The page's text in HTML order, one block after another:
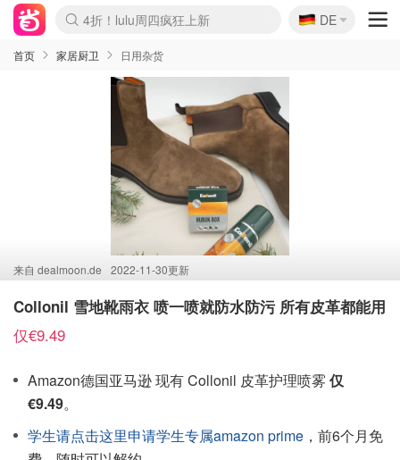
Boticinal 夏促开抢！
4折！lulu周四疯狂上新
还没结束！&OtherStories大促
Joybuy变相75折 随时失效
速领！Stanley独家85折
疑似霸哥！Camper额外叠85折
Zalando 奥莱闪促！每日更新
Moncler反季囤！5折起+叠9折
Coach Brooklyn仅€192
🇩🇪
DE
首页 家居厨卫 日用杂货
来自 dealmoon.de 2022-11-30更新
Collonil 雪地靴雨衣 喷一喷就防水防污 所有皮革都能用
仅€9.49
Amazon德国亚马逊 现有 Collonil 皮革护理喷雾 仅
€9.49。
学生请点击这里申请学生专属amazon prime ，前6个月免